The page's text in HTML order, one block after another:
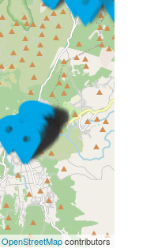
OpenStreetMapcontributors